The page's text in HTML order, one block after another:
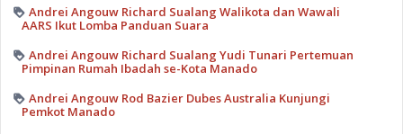
Andrei Angouw Richard Sualang Walikota dan Wawali
AARS Ikut Lomba Panduan Suara
Andrei Angouw Richard Sualang Yudi Tunari Pertemuan
Pimpinan Rumah Ibadah se-Kota Manado
Andrei Angouw Rod Bazier Dubes Australia Kunjungi
Pemkot Manado